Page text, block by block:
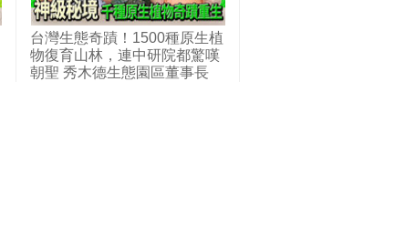
台灣生態奇蹟！1500種原生植
物復育山林，連中研院都驚嘆
朝聖 秀木德生態園區董事長